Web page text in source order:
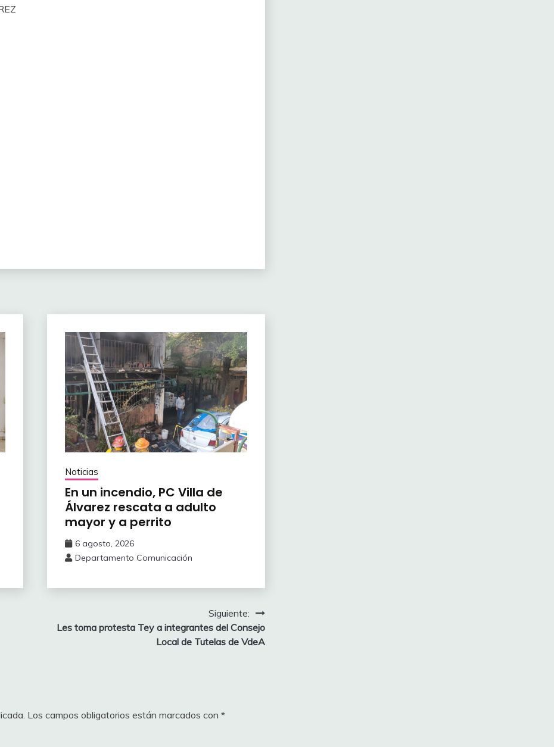
Noticias
En un incendio, PC Villa de
Álvarez ‎rescata a adulto
mayor y a perrito
6 agosto, 2026
Departamento Comunicación
Siguiente:
Les toma protesta Tey a integrantes del Consejo
Local de Tutelas de VdeA
Los campos obligatorios están marcados con *